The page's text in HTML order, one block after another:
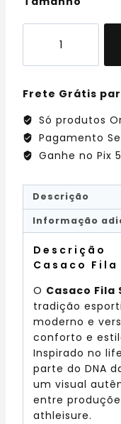
Frete Grátis
Só produtos
Pagamento
Ganhe no Pix
Descrição
Informação
Descrição
Casaco
O Casaco Fila
tradição
moderno e
conforto e
Inspirado no
parte do DNA
um visual
entre
athleisure.